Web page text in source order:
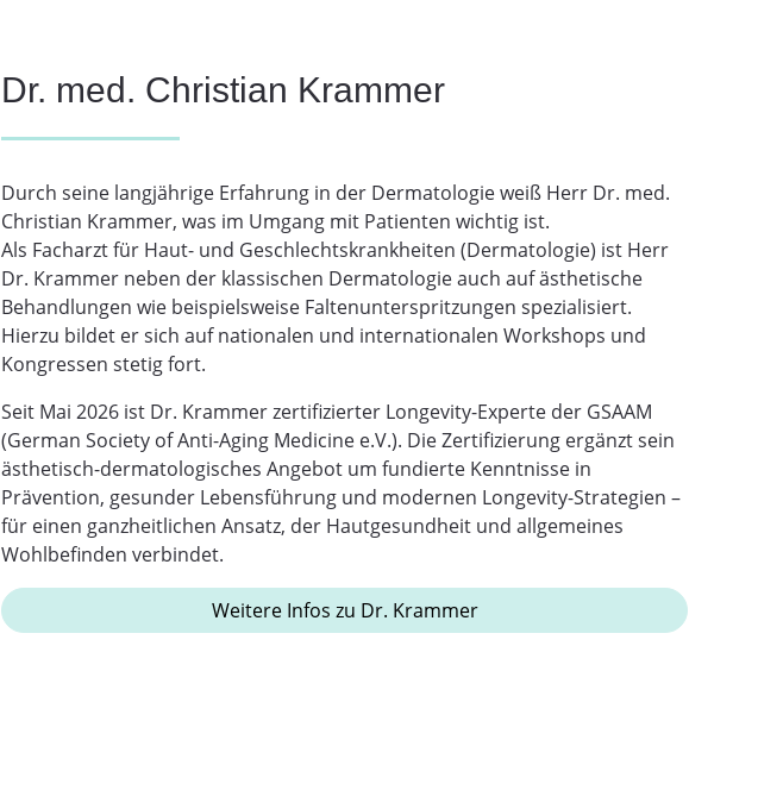
Dr. med. Christian Krammer
Durch seine langjährige Erfahrung in der Dermatologie weiß Herr Dr. med.
Christian Krammer, was im Umgang mit Patienten wichtig ist.
Als Facharzt für Haut- und Geschlechtskrankheiten (Dermatologie) ist Herr
Dr. Krammer neben der klassischen Dermatologie auch auf ästhetische
Behandlungen wie beispielsweise Faltenunterspritzungen spezialisiert.
Hierzu bildet er sich auf nationalen und internationalen Workshops und
Kongressen stetig fort.
Seit Mai 2026 ist Dr. Krammer zertifizierter Longevity-Experte der GSAAM
(German Society of Anti-Aging Medicine e.V.). Die Zertifizierung ergänzt sein
ästhetisch-dermatologisches Angebot um fundierte Kenntnisse in
Prävention, gesunder Lebensführung und modernen Longevity-Strategien –
für einen ganzheitlichen Ansatz, der Hautgesundheit und allgemeines
Wohlbefinden verbindet.
Weitere Infos zu Dr. Krammer